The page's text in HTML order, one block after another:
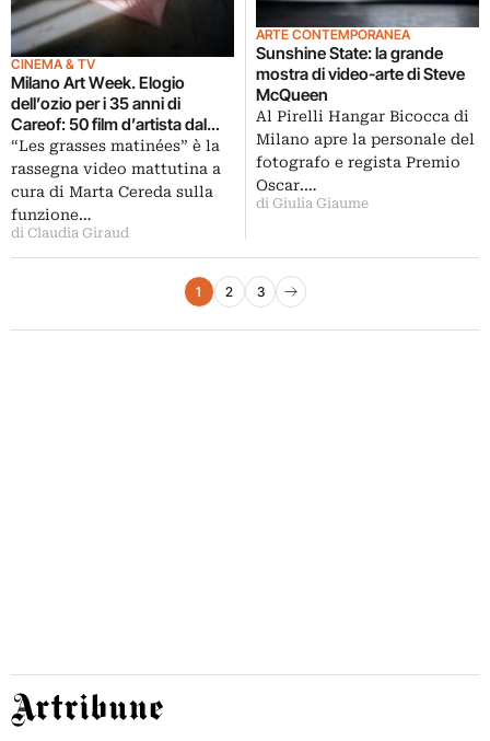
CINEMA & TV
Milano Art Week. Elogio
dell’ozio per i 35 anni di
Careof: 50 film d’artista dal
suo archivio
“Les grasses matinées” è la
rassegna video mattutina a
cura di Marta Cereda sulla
funzione…
di Claudia Giraud
ARTE CONTEMPORANEA
Sunshine State: la grande
mostra di video-arte di Steve
McQueen
Al Pirelli Hangar Bicocca di
Milano apre la personale del
fotografo e regista Premio
Oscar.…
di Giulia Giaume
Paginazione degli articoli
1 2 3
Pagina successiva
Artribune